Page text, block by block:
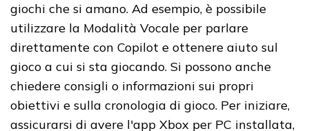
giochi che si amano. Ad esempio, è possibile
utilizzare la Modalità Vocale per parlare
direttamente con Copilot e ottenere aiuto sul
gioco a cui si sta giocando. Si possono anche
chiedere consigli o informazioni sui propri
obiettivi e sulla cronologia di gioco. Per iniziare,
assicurarsi di avere l'app Xbox per PC installata,